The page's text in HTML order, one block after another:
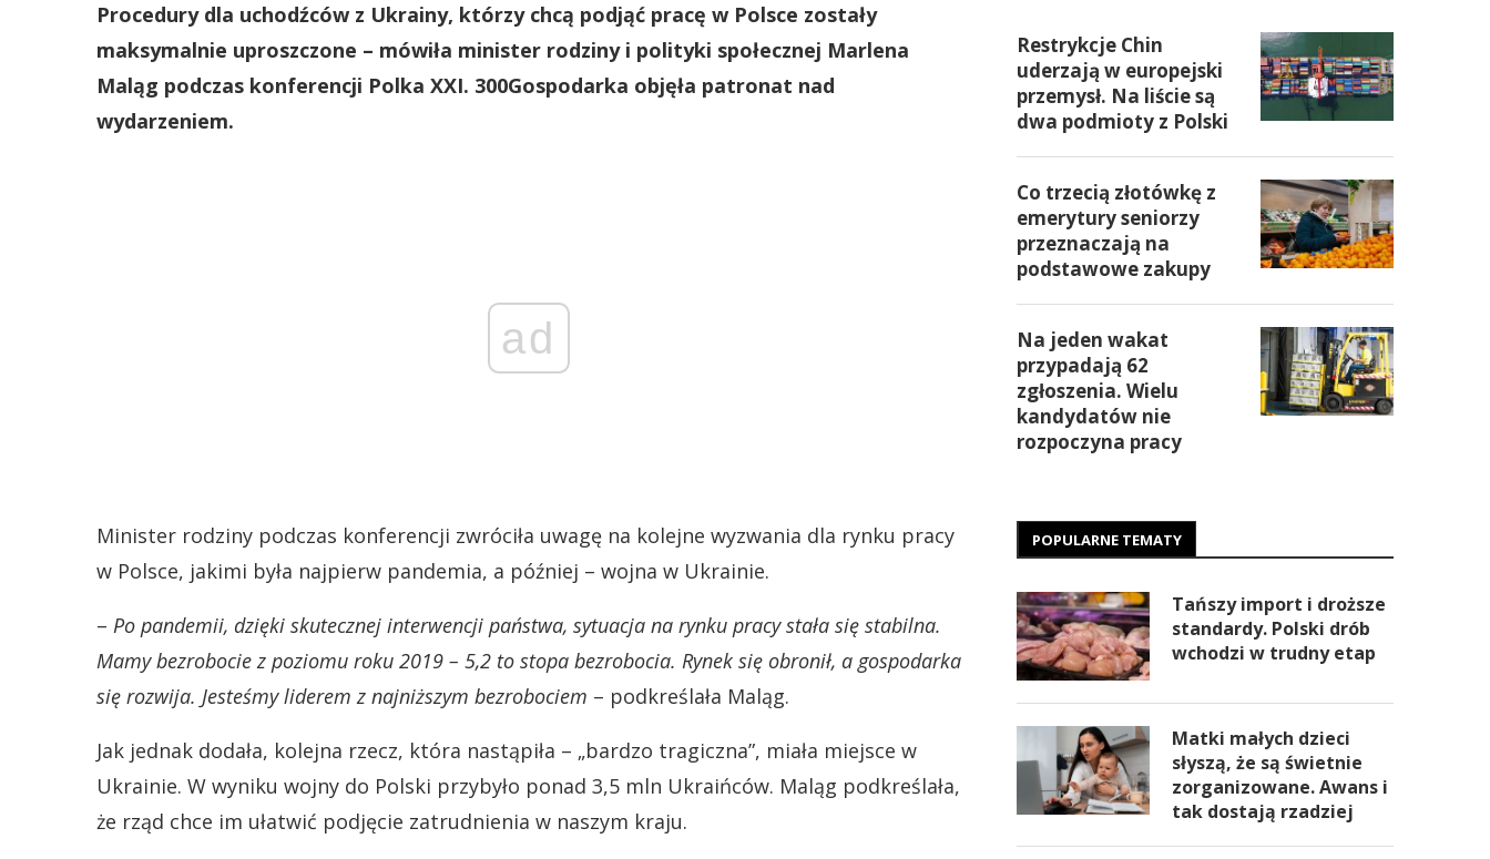
Procedury dla uchodźców z Ukrainy, którzy chcą podjąć pracę w Polsce zostały
maksymalnie uproszczone – mówiła minister rodziny i polityki społecznej Marlena
Maląg podczas konferencji Polka XXI. 300Gospodarka objęła patronat nad
wydarzeniem.
ad
Minister rodziny podczas konferencji zwróciła uwagę na kolejne wyzwania dla rynku pracy
w Polsce, jakimi była najpierw pandemia, a później – wojna w Ukrainie.
– Po pandemii, dzięki skutecznej interwencji państwa, sytuacja na rynku pracy stała się stabilna.
Mamy bezrobocie z poziomu roku 2019 – 5,2 to stopa bezrobocia. Rynek się obronił, a gospodarka
się rozwija. Jesteśmy liderem z najniższym bezrobociem – podkreślała Maląg.
Jak jednak dodała, kolejna rzecz, która nastąpiła – „bardzo tragiczna”, miała miejsce w
Ukrainie. W wyniku wojny do Polski przybyło ponad 3,5 mln Ukraińców. Maląg podkreślała,
że rząd chce im ułatwić podjęcie zatrudnienia w naszym kraju.
Restrykcje Chin
uderzają w europejski
przemysł. Na liście są
dwa podmioty z Polski
Co trzecią złotówkę z
emerytury seniorzy
przeznaczają na
podstawowe zakupy
Na jeden wakat
przypadają 62
zgłoszenia. Wielu
kandydatów nie
rozpoczyna pracy
POPULARNE TEMATY
Tańszy import i droższe
standardy. Polski drób
wchodzi w trudny etap
Matki małych dzieci
słyszą, że są świetnie
zorganizowane. Awans i
tak dostają rzadziej